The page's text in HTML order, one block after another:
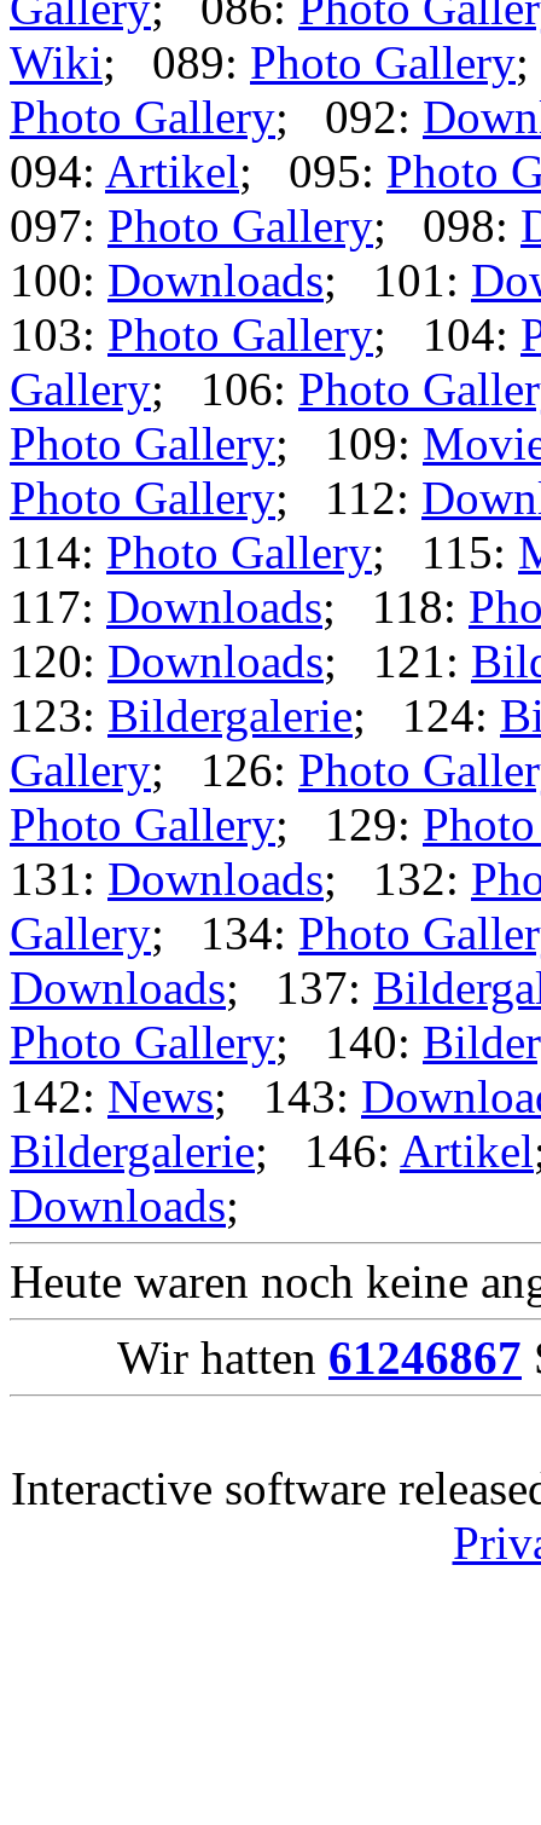
Wiki; 089: Photo Gallery
Photo Gallery; 092:
094: Artikel; 095: Photo
097: Photo Gallery; 098:
100: Downloads; 101:
103: Photo Gallery; 104:
Gallery; 106: Photo
Photo Gallery; 109:
Photo Gallery; 112:
114: Photo Gallery; 115:
117: Downloads; 118:
120: Downloads; 121:
123: Bildergalerie; 124:
Gallery; 126: Photo
Photo Gallery; 129:
131: Downloads; 132:
Gallery; 134: Photo
Downloads; 137:
Photo Gallery; 140:
142: News; 143:
Bildergalerie; 146: Artikel
Downloads;
Heute waren noch keine
Wir hatten 61246867
Interactive software